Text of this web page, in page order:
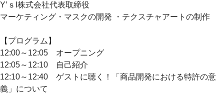
Y’ｓI株式会社代表取締役
マーケティング・マスクの開発 ・テクスチャアートの制作
【プログラム】
12:00～12:05 オープニング
12:05～12:10 自己紹介
12:10～12:40 ゲストに聴く！「商品開発における特許の意
義」について